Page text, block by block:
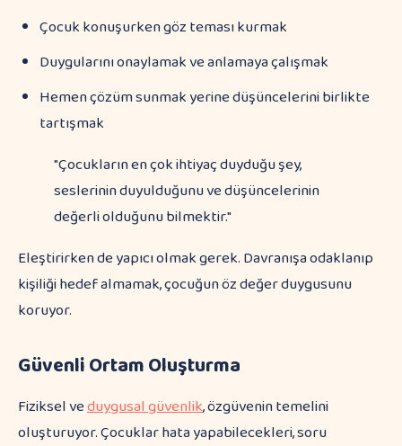
Çocuk konuşurken göz teması kurmak
Duygularını onaylamak ve anlamaya çalışmak
Hemen çözüm sunmak yerine düşüncelerini birlikte
tartışmak
"Çocukların en çok ihtiyaç duyduğu şey,
seslerinin duyulduğunu ve düşüncelerinin
değerli olduğunu bilmektir."
Eleştirirken de yapıcı olmak gerek. Davranışa odaklanıp
kişiliği hedef almamak, çocuğun öz değer duygusunu
koruyor.
Güvenli Ortam Oluşturma
Fiziksel veduygusal güvenlik, özgüvenin temelini
oluşturuyor. Çocuklar hata yapabilecekleri, soru